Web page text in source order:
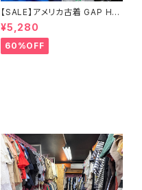
【SALE】アメリカ古着 GAP Han
es GILDAN JERSEYS 他 メン
ズスウェット22点セット 大特価
まとめ売り 転売 フリマ カラー
サイズミックス
¥5,280
60%OFF